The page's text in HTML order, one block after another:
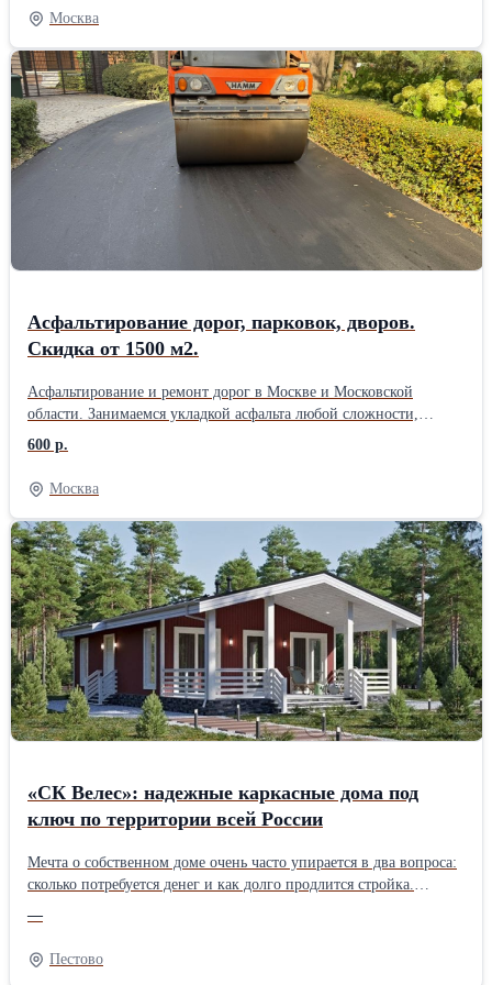
цикл работ: укладку асфальта, ямочный ремонт, укладку
асфальтовой крошки, установку бордюров, тротуарной плитки,
подготовку основания и благоустройство территории. Выезд
специалиста и составление сметы — бесплатно. Есть
собственный парк техники, поэтому не зависим от аренды и
можем оперативно выходить на объект. Берём заказы любого
объёма — от небольших площадок до крупных территорий. При
объёме от 1500 м2 даём скидку до 10%. Цены начинаются от 465
руб./м2. Если найдёте предложение дешевле — готовы обсудить
и предложить более выгодные условия. Работаем строго по
технологиям, соблюдаем сроки и даём гарантию на покрытие.
Позвоните или оставьте заявку на сайте — приедем, посмотрим
объект и посчитаем стоимость без обязательств.
Москва
Асфальтирование дорог, парковок, дворов.
Скидка от 1500 м2.
Асфальтирование и ремонт дорог в Москве и Московской
области. Занимаемся укладкой асфальта любой сложности,
ямочным ремонтом, строительством дорог, укладкой асфальтовой
крошки, установкой бортовых камней, тротуарной плитки и
благоустройством территорий. Работаем под ключ: от
подготовки основания до готового покрытия. Выезд специалиста
на объект бесплатно. Поможем подобрать решение под ваш
бюджет и бесплатно составим 3–5 вариантов сметы. При объёме
от 1500 м2 даём скидку до 10%. Берёмся и за небольшие заказы
— дворы, парковки, подъезды, отмостки. Используем
качественный асфальт с проверенных заводов, современную
технику и опытные бригады. Гарантируем соблюдение сроков и
технологий. Цены начинаются от 600 руб./м2. Точную стоимость
рассчитаем после осмотра объекта. Звоните или пишите —
ответим на все вопросы и приедем посмотреть ваш участок.
600 р.
Москва
«СК Велес»: надежные каркасные дома под
ключ по территории всей России
Мечта о собственном доме очень часто упирается в два вопроса:
сколько потребуется денег и как долго продлится стройка.
которое сделает мечту доступнее – банрхаусы собственного
изготовления – современные, надежные и по разумной
стоимости. Подрядчик осуществляет работу по всей России и
—
Пестово